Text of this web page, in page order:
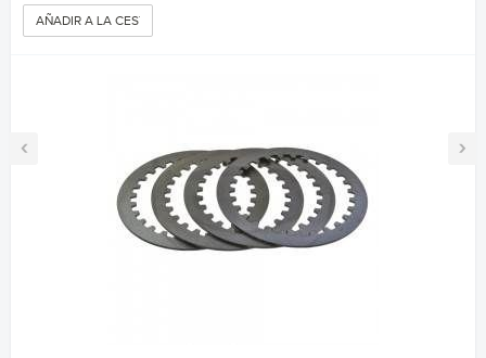
‹ ›
AÑADIR A LA CESTA